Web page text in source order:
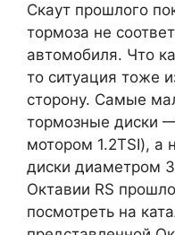
Скаут прошлого
тормоза не
автомобиля. Что
то ситуация тоже
сторону. Самые
тормозные диски
мотором 1.2TSI), а
диски диаметром
Октавии RS
посмотреть на